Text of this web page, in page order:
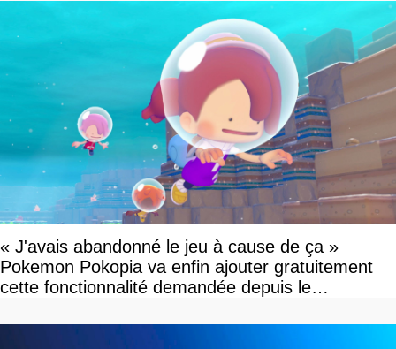
« J'avais abandonné le jeu à cause de ça »
Pokemon Pokopia va enfin ajouter gratuitement
cette fonctionnalité demandée depuis le